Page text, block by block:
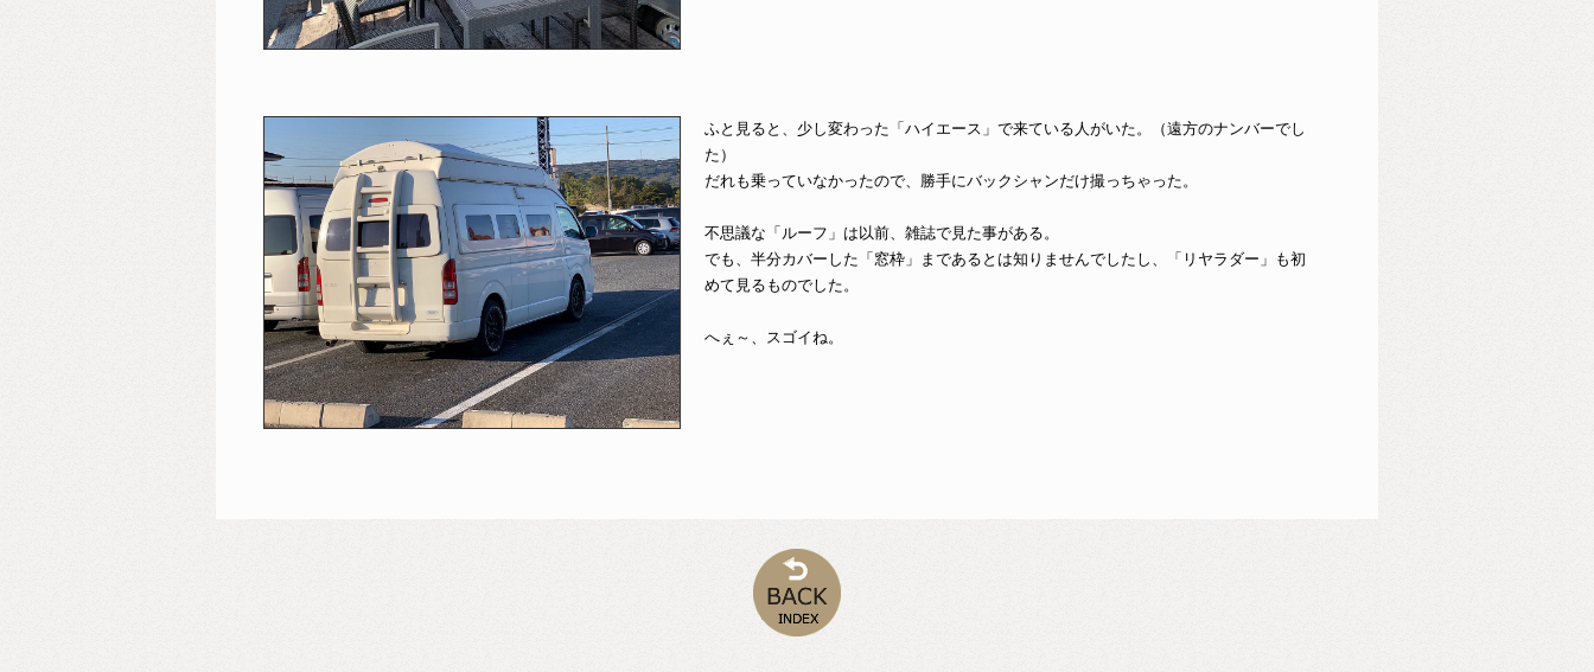
ふと見ると、少し変わった「ハイエース」で来ている人がいた。（遠方のナンバーでし
た）
だれも乗っていなかったので、勝手にバックシャンだけ撮っちゃった。
不思議な「ルーフ」は以前、雑誌で見た事がある。
でも、半分カバーした「窓枠」まであるとは知りませんでしたし、「リヤラダー」も初
めて見るものでした。
へぇ～、スゴイね。